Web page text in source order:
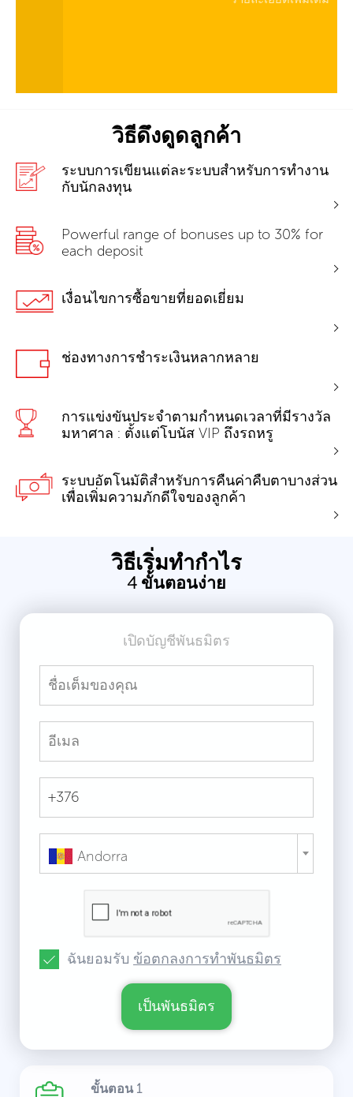
วิธีดึงดูดลูกค้า
ระบบการเขียนแต่ละระบบสำหรับการทำงาน
กับนักลงทุน
Powerful range of bonuses up to 30% for
each deposit
เงื่อนไขการซื้อขายที่ยอดเยี่ยม
ช่องทางการชำระเงินหลากหลาย
การแข่งขันประจำตามกำหนดเวลาที่มีรางวัล
มหาศาล : ตั้งแต่โบนัส VIP ถึงรถหรู
ระบบอัตโนมัติสำหรับการคืนค่าคืบตาบางส่วน
เพื่อเพิ่มความภักดีใจของลูกค้า
วิธีเริ่มทำกำไร
4 ขั้นตอนง่าย
ขั้นตอน 1
เปิดบัญชีพันธมิตร
Andorra
ฉันยอมรับ ข้อตกลงการทำพันธมิตร
เป็นพันธมิตร